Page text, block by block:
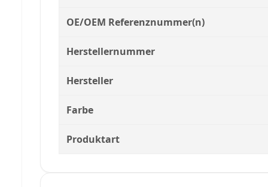
OE/OEM Referenznummer(n)
Herstellernummer
Hersteller
Farbe
Produktart